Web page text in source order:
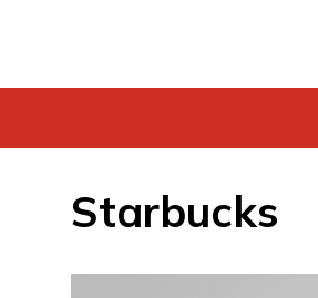
Starbucks